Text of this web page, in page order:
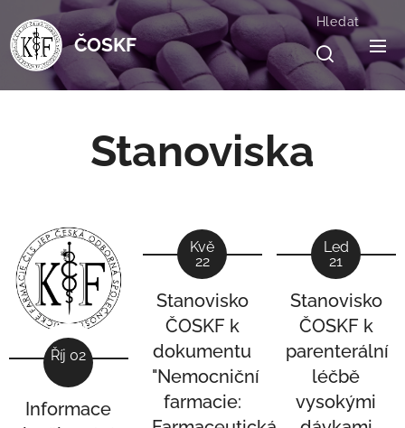
ČOSKF
Hledat
Stanoviska
Říj 02
Informace
Kvě
22
Stanovisko
ČOSKF k
dokumentu
"Nemocniční
farmacie:
Led
21
Stanovisko
ČOSKF k
parenterální
léčbě
vysokými